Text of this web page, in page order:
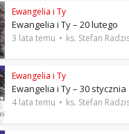
Ewangelia i Ty
Ewangelia i Ty – 20 lutego
3 lata temu ks. Stefan
Ewangelia i Ty
Ewangelia i Ty – 30 stycznia
4 lata temu ks. Stefan